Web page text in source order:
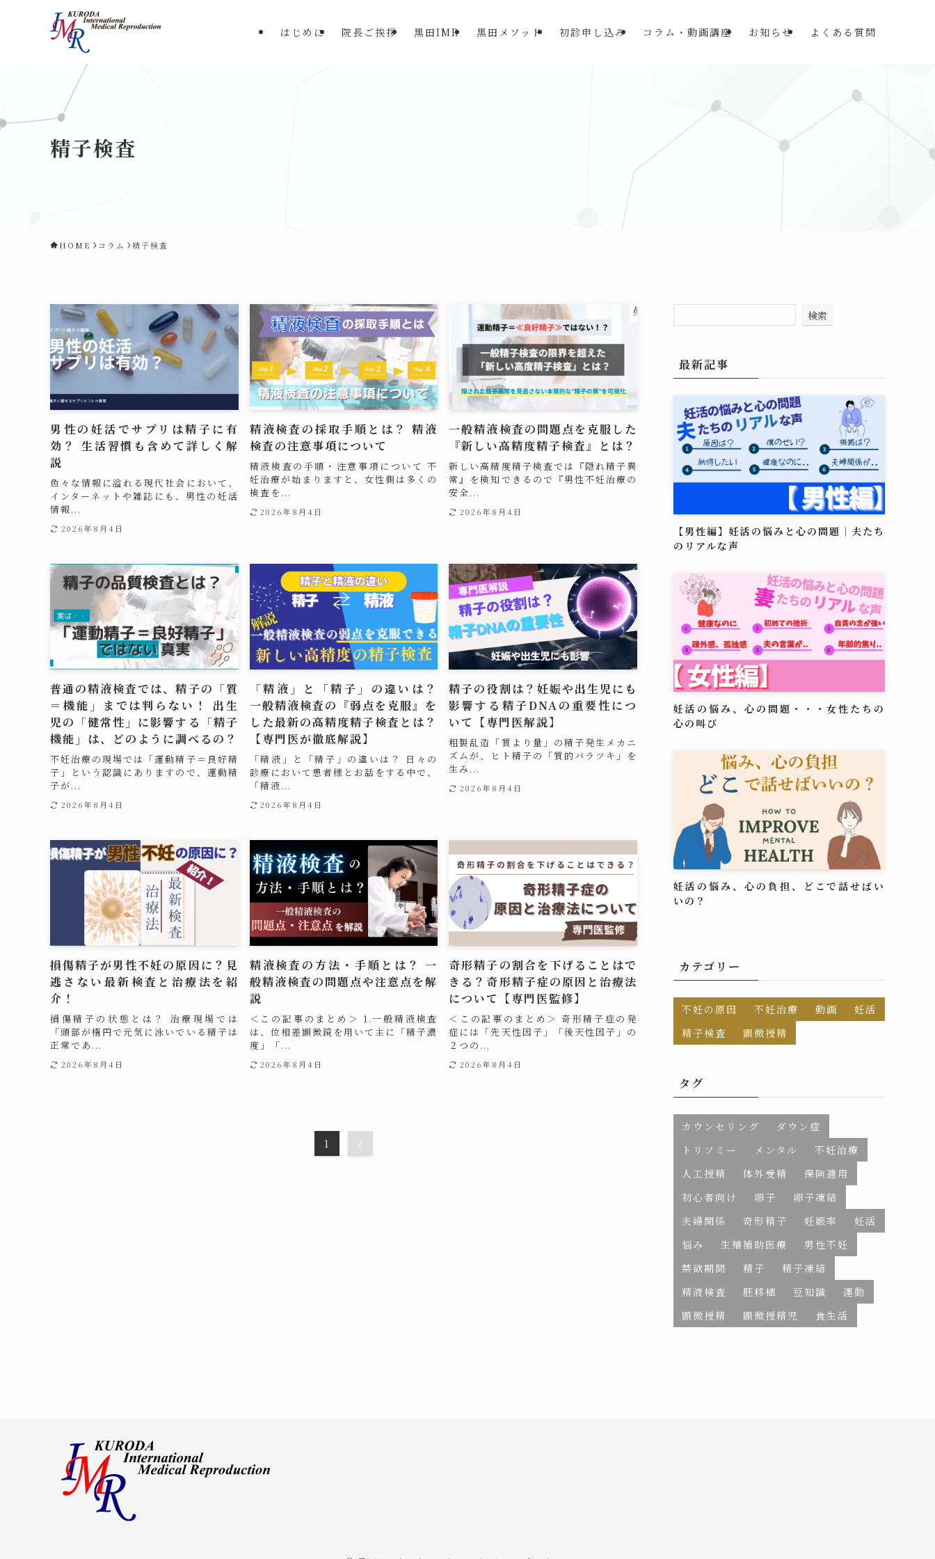
はじめに 院長ご挨拶 黒田IMR 黒田メソッド 初診申し込み コラム・動画講座 お知らせ よくある質問
精子検査
HOME コラム 精子検査
男性の妊活でサプリは精子に有
効？ 生活習慣も含めて詳しく解
説
色々な情報に溢れる現代社会において、
インターネットや雑誌にも、男性の妊活
情報...
2026年8月4日
精液検査の採取手順とは？ 精液
検査の注意事項について
精液検査の手順・注意事項について 不
妊治療が始まりますと、女性側は多くの
検査を...
2026年8月4日
一般精液検査の問題点を克服した
『新しい高精度精子検査』とは？
新しい高精度精子検査では『隠れ精子異
常』を検知できるので『男性不妊治療の
安全...
2026年8月4日
普通の精液検査では、精子の「質
＝機能」までは判らない！ 出生
児の「健常性」に影響する「精子
機能」は、どのように調べるの？
不妊治療の現場では「運動精子＝良好精
子」という認識にありますので、運動精
子が...
2026年8月4日
「精液」と「精子」の違いは？
一般精液検査の『弱点を克服』を
した最新の高精度精子検査とは？
【専門医が徹底解説】
「精液」と「精子」の違いは？ 日々の
診療において患者様とお話をする中で、
「精液...
2026年8月4日
精子の役割は？妊娠や出生児にも
影響する精子DNAの重要性につ
いて【専門医解説】
粗製乱造「質より量」の精子発生メカニ
ズムが、ヒト精子の「質的バラツキ」を
生み...
2026年8月4日
損傷精子が男性不妊の原因に？見
逃さない最新検査と治療法を紹
介！
損傷精子の状態とは？ 治療現場では
「頭部が楕円で元気に泳いでいる精子は
正常であ...
2026年8月4日
精液検査の方法・手順とは？ 一
般精液検査の問題点や注意点を解
説
＜この記事のまとめ＞ 1.一般精液検査
は、位相差顕微鏡を用いて主に「精子濃
度」「...
2026年8月4日
奇形精子の割合を下げることはで
きる？奇形精子症の原因と治療法
について【専門医監修】
＜この記事のまとめ＞ 奇形精子症の発
症には「先天性因子」「後天性因子」の
２つの...
2026年8月4日
1 2
検索
最新記事
【男性編】妊活の悩みと心の問題｜夫たち
のリアルな声
妊活の悩み、心の問題・・・女性たちの
心の叫び
妊活の悩み、心の負担、どこで話せばい
いの？
カテゴリー
不妊の原因 不妊治療 動画
妊活
精子検査
顕微授精
タグ
カウンセリング
ダウン症
トリソミー
メンタル
不妊治療
人工授精
体外受精
保険適用
初心者向け
卵子
卵子凍結
夫婦関係
奇形精子 妊娠率
妊活
悩み
生殖補助医療
男性不妊
禁欲期間
精子
精子凍結
精液検査
胚移植 豆知識
運動
顕微授精
顕微授精児 食生活